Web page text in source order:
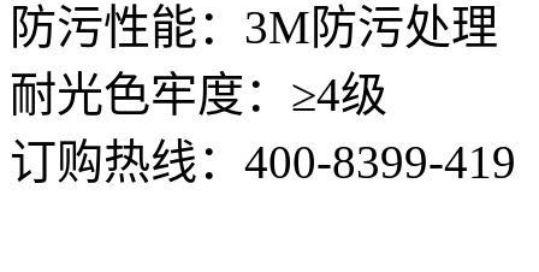
防污性能：3M防污处理
耐光色牢度：≥4级
订购热线： 400-8399-419